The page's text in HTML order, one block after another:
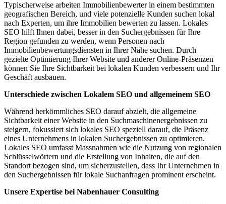
Typischerweise arbeiten Immobilienbewerter in einem bestimmten
geografischen Bereich, und viele potenzielle Kunden suchen lokal
nach Experten, um ihre Immobilien bewerten zu lassen. Lokales
SEO hilft Ihnen dabei, besser in den Suchergebnissen für Ihre
Region gefunden zu werden, wenn Personen nach
Immobilienbewertungsdiensten in Ihrer Nähe suchen. Durch
gezielte Optimierung Ihrer Website und anderer Online-Präsenzen
können Sie Ihre Sichtbarkeit bei lokalen Kunden verbessern und Ihr
Geschäft ausbauen.
Unterschiede zwischen Lokalem SEO und allgemeinem SEO
Während herkömmliches SEO darauf abzielt, die allgemeine
Sichtbarkeit einer Website in den Suchmaschinenergebnissen zu
steigern, fokussiert sich lokales SEO speziell darauf, die Präsenz
eines Unternehmens in lokalen Suchergebnissen zu optimieren.
Lokales SEO umfasst Massnahmen wie die Nutzung von regionalen
Schlüsselwörtern und die Erstellung von Inhalten, die auf den
Standort bezogen sind, um sicherzustellen, dass Ihr Unternehmen in
den Suchergebnissen für lokale Suchanfragen prominent erscheint.
Unsere Expertise bei Nabenhauer Consulting